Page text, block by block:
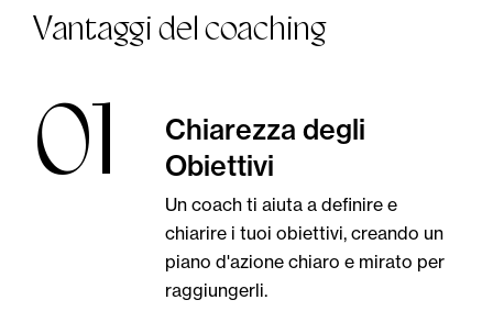
Vantaggi del coaching
01
Chiarezza degli
Obiettivi
Un coach ti aiuta a definire e
chiarire i tuoi obiettivi, creando un
piano d'azione chiaro e mirato per
raggiungerli.